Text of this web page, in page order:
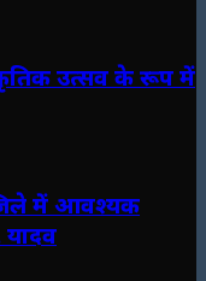
उत्सव के रूप में
जिले में आवश्यक
यादव